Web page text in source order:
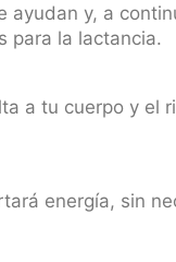
ayudan y, a
para la lactancia.
a tu cuerpo y el
energía, sin